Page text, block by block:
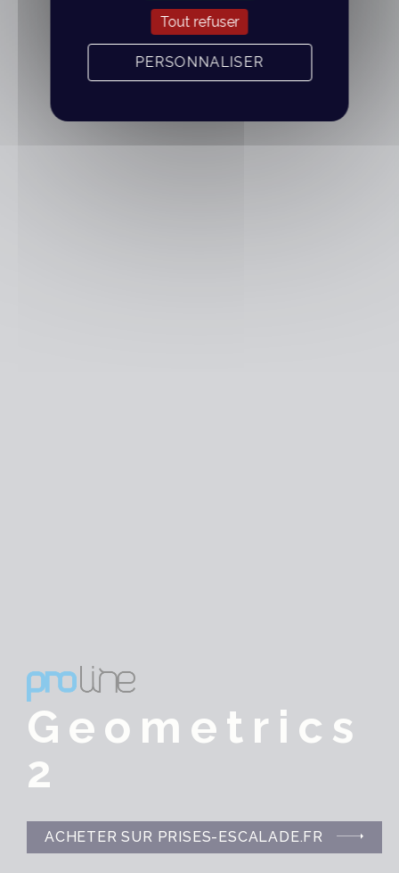
Geometrics
2
ACHETER SUR PRISES-ESCALADE.FR
Tout refuser
PERSONNALISER